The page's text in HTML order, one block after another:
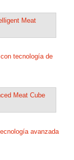
tecnología de
avanzada